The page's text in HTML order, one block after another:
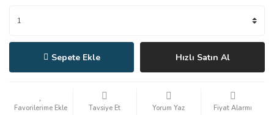
Sepete Ekle Hızlı Satın Al
Tavsiye Et Yorum Yaz Fiyat Alarmı